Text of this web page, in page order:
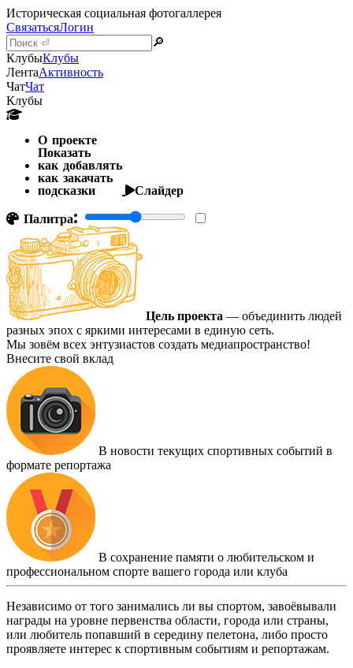
Историческая социальная фотогаллерея
СвязатьсяЛогин
🔎
КлубыКлубы
ЛентаАктивность
ЧатЧат
Клубы
О проекте
Показать
как добавлять
как закачать
подсказки
Слайдер
Палитра:
Цель проекта — объединить людей
разных эпох с яркими интересами в единую сеть.
Мы зовём всех энтузиастов создать медиапространство!
Внесите свой вклад
В новости текущих спортивных событий в
формате репортажа
В сохранение памяти о любительском и
профессиональном спорте вашего города или клуба
Независимо от того занимались ли вы спортом, завоёвывали
награды на уровне первенства области, города или страны,
или любитель попавший в середину пелетона, либо просто
проявляете интерес к спортивным событиям и репортажам.